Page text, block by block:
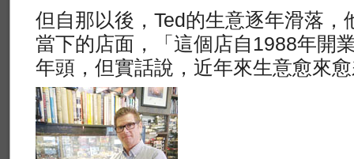
但自那以後，Ted的生意逐年滑落，
當下的店面，「這個店自1988年開
年頭，但實話說，近年來生意愈來